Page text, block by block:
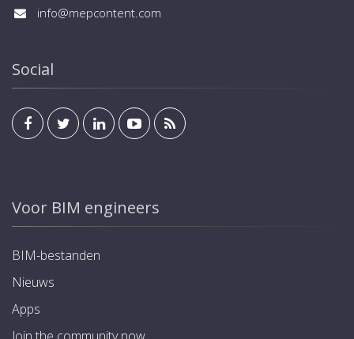
info@mepcontent.com
Social
Voor BIM engineers
BIM-bestanden
Nieuws
Apps